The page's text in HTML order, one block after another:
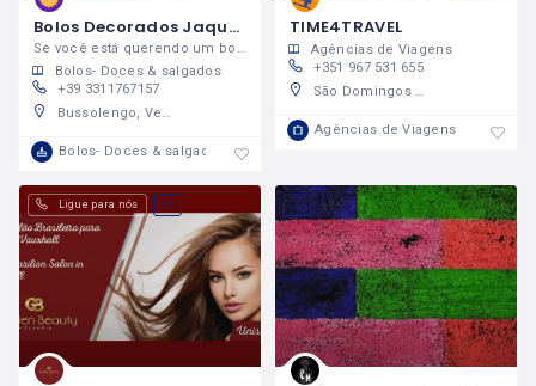
Bolos Decorados Jaquelini
Se você está querendo um bolo decorado e não sabe aonde comprar, entre em contato comigo
Bolos- Doces & salgados
+39 3311767157
Bussolengo, Verona, Italy
Bolos- Doces & salgados
TIME4TRAVEL
Agências de Viagens
+351 967 531 655
São Domingos de Rana, R. Miguel Torga 248 Loja D (Portugal)
Agências de Viagens
Ligue para nós